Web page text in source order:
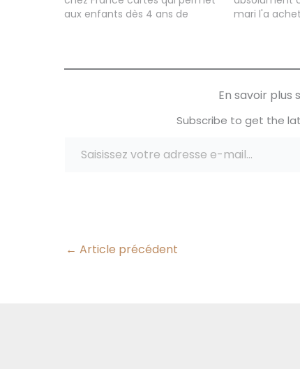
aux enfants dès 4 ans de
famille, ou chez les grands
mari l'a
pourtant
En savoir plus
Subscribe to get the
← Article précédent